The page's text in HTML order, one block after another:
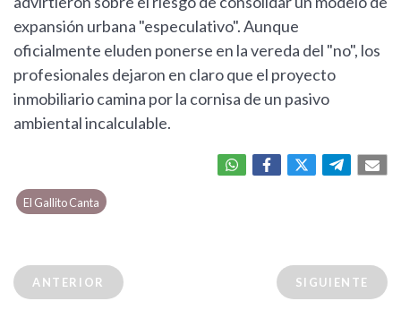
expansión urbana "especulativo". Aunque
oficialmente eluden ponerse en la vereda del "no", los
profesionales dejaron en claro que el proyecto
inmobiliario camina por la cornisa de un pasivo
ambiental incalculable.
El Gallito Canta
ANTERIOR SIGUIENTE